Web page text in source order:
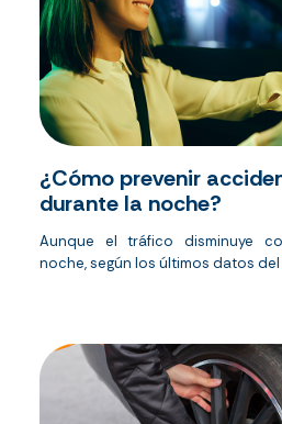
¿Cómo prevenir
durante la noche?
Aunque el tráfico disminuye
noche, según los últimos datos del